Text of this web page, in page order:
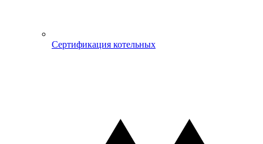
Сертификация котельных